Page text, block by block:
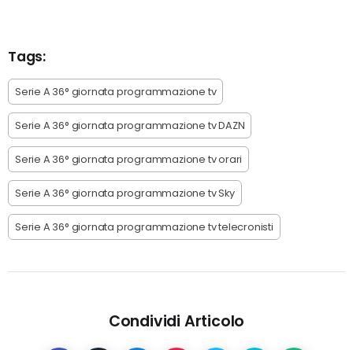
Tags:
Serie A 36° giornata programmazione tv
Serie A 36° giornata programmazione tv DAZN
Serie A 36° giornata programmazione tv orari
Serie A 36° giornata programmazione tv Sky
Serie A 36° giornata programmazione tv telecronisti
Condividi Articolo